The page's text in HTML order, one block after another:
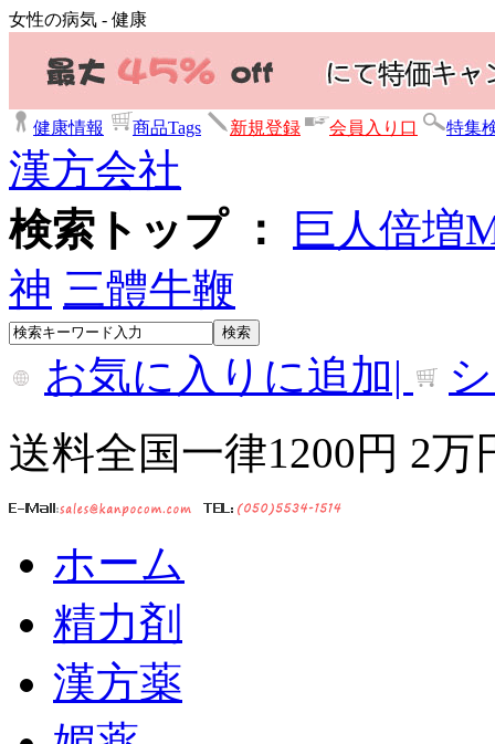
女性の病気 - 健康
健康情報 商品Tags 新規登録 会員入り口 特集
漢方会社
検索トップ ：
巨人倍増
神 三體牛鞭
お気に入りに追加|
送料全国一律1200円 2
ホーム
精力剤
漢方薬